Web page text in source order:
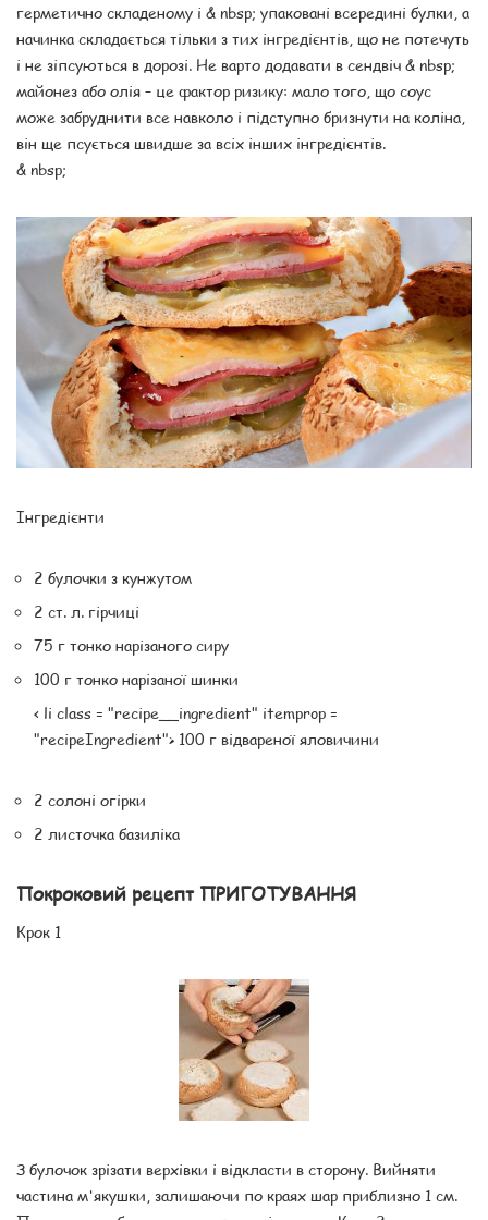
герметично складеному і & nbsp; упаковані всередині булки, а
начинка складається тільки з тих інгредієнтів, що не потечуть
і не зіпсуються в дорозі. Не варто додавати в сендвіч & nbsp;
майонез або олія – ​​це фактор ризику: мало того, що соус
може забруднити все навколо і підступно бризнути на коліна,
він ще псується швидше за всіх інших інгредієнтів.
& nbsp;
Інгредієнти
2 булочки з кунжутом
2 ст. л. гірчиці
75 г тонко нарізаного сиру
100 г тонко нарізаної шинки
< li class = "recipe__ingredient" itemprop =
"recipeIngredient"> 100 г відвареної яловичини
2 солоні огірки
2 листочка базиліка
Покроковий рецепт ПРИГОТУВАННЯ
Крок 1
З булочок зрізати верхівки і відкласти в сторону. Вийняти
частина м'якушки, залишаючи по краях шар приблизно 1 см.